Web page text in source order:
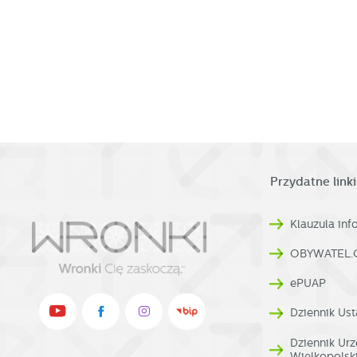
Przydatne linki
Klauzula
ePUAP
Dziennik
Dziennik